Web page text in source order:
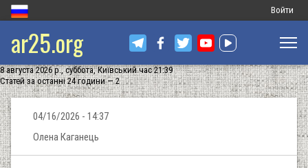
Меню
запису
Войти
ar25.org
8 августа 2026 р., суббота, Київський час 21:39
Статей за останні 24 години — 2
04/16/2026 - 14:37
Олена Каганець